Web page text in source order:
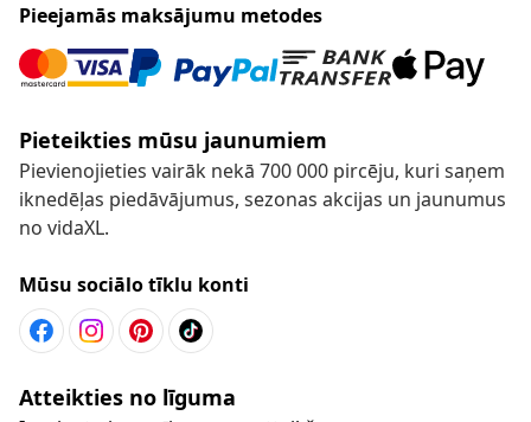
Pieejamās maksājumu metodes
Pieteikties mūsu jaunumiem
Pievienojieties vairāk nekā 700 000 pircēju, kuri saņem
iknedēļas piedāvājumus, sezonas akcijas un jaunumus
no vidaXL.
Mūsu sociālo tīklu konti
Atteikties no līguma